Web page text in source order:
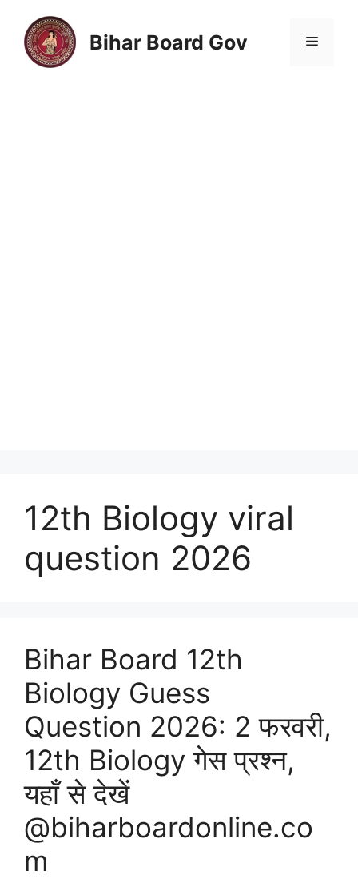
content
Bihar Board Gov Menu
12th Biology viral
question 2026
Bihar Board 12th
Biology Guess
Question 2026: 2 फरवरी,
12th Biology गेस प्रश्न,
यहाँ से देखें
@biharboardonline.co
m